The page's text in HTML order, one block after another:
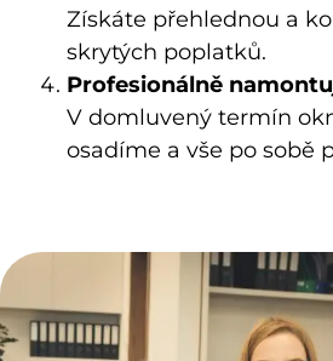
Získáte přehlednou a
skrytých poplatků.
Profesionálně
V domluvený termín
osadíme a vše po sobě